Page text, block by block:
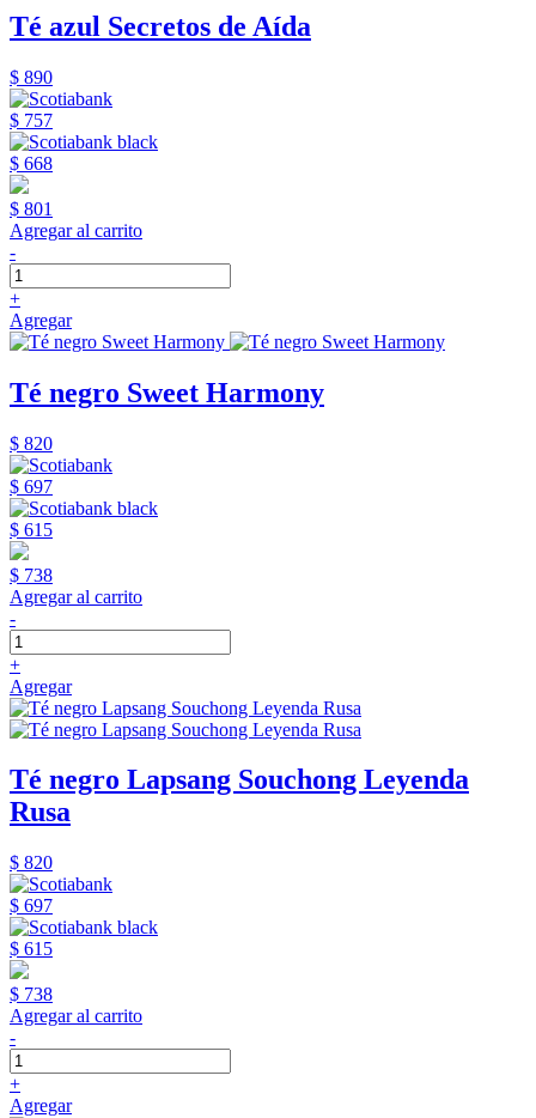
Té azul Secretos de Aída
$ 890
$ 757
$ 668
$ 801
Agregar al carrito
-
+
Agregar
Té negro Sweet Harmony
$ 820
$ 697
$ 615
$ 738
Agregar al carrito
-
+
Agregar
Té negro Lapsang Souchong Leyenda
Rusa
$ 820
$ 697
$ 615
$ 738
Agregar al carrito
-
+
Agregar